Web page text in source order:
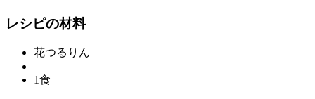
レシピの材料
花つるりん
1食